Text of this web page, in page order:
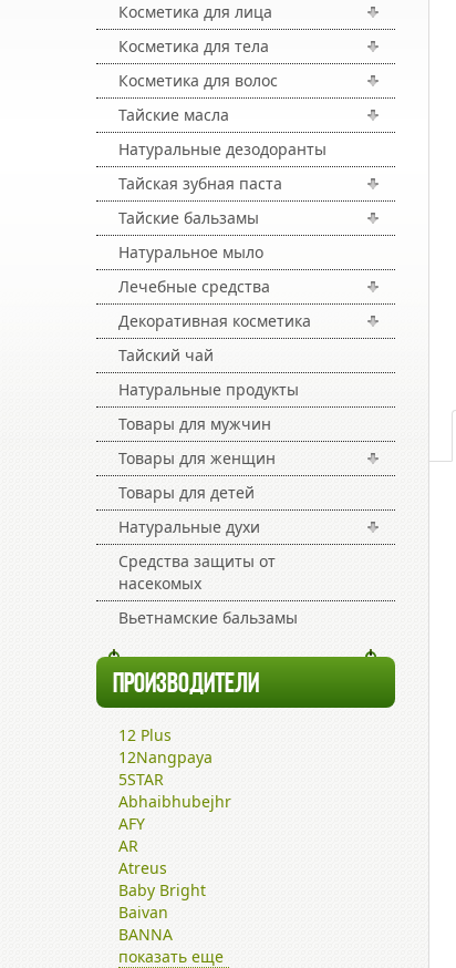
Косметика для лица
Косметика для тела
Косметика для волос
Тайские масла
Натуральные дезодоранты
Тайская зубная паста
Тайские бальзамы
Натуральное мыло
Лечебные средства
Декоративная косметика
Тайский чай
Натуральные продукты
Товары для мужчин
Товары для женщин
Товары для детей
Натуральные духи
Средства защиты от
насекомых
Вьетнамские бальзамы
ПРОИЗВОДИТЕЛИ
12 Plus
12Nangpaya
5STAR
Abhaibhubejhr
AFY
AR
Atreus
Baby Bright
Baivan
BANNA
показать еще